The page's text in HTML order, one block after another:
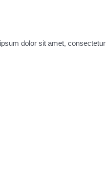
dolor sit amet,